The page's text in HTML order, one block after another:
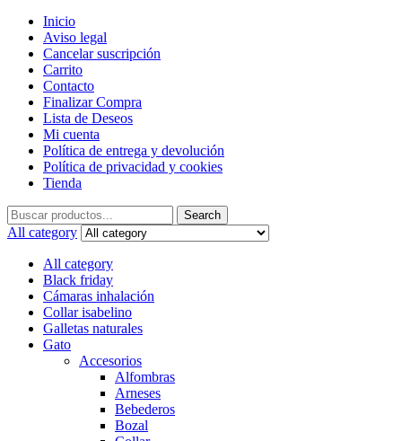
Inicio
Aviso legal
Cancelar suscripción
Carrito
Contacto
Finalizar Compra
Lista de Deseos
Mi cuenta
Política de entrega y devolución
Política de privacidad y cookies
Tienda
Search
for:
Search
All category
All category
Black friday
Cámaras inhalación
Collar isabelino
Galletas naturales
Gato
Accesorios
Alfombras
Arneses
Bebederos
Bozal